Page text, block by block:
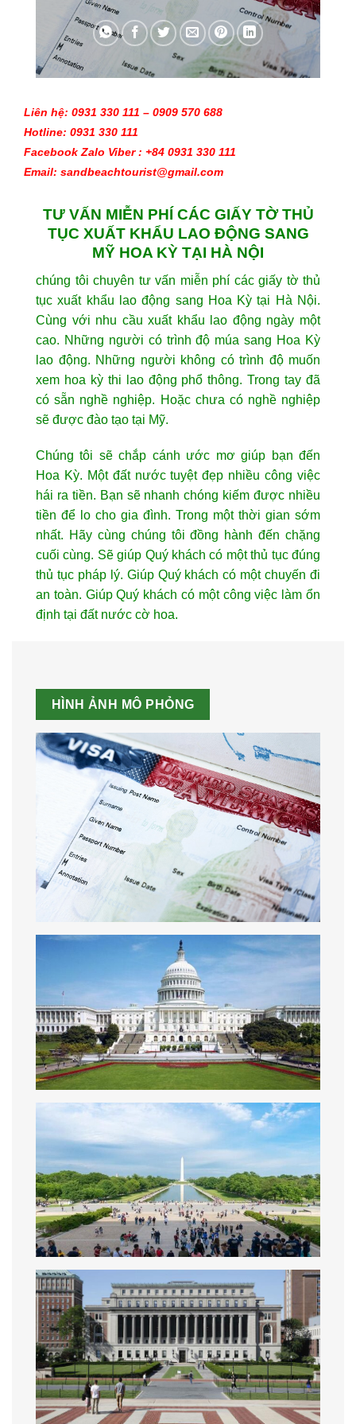
Liên hệ: 0931 330 111 – 0909 570 688
Hotline: 0931 330 111
Facebook Zalo Viber : +84 0931 330 111
Email: sandbeachtourist@gmail.com
TƯ VẤN MIỄN PHÍ CÁC GIẤY TỜ THỦ
TỤC XUẤT KHẨU LAO ĐỘNG SANG
MỸ HOA KỲ TẠI HÀ NỘI
chúng tôi chuyên tư vấn miễn phí các giấy tờ thủ
tục xuất khẩu lao động sang Hoa Kỳ tại Hà Nội.
Cùng với nhu cầu xuất khẩu lao động ngày một
cao. Những người có trình độ múa sang Hoa Kỳ
lao động. Những người không có trình độ muốn
xem hoa kỳ thi lao động phổ thông. Trong tay đã
có sẵn nghề nghiệp. Hoặc chưa có nghề nghiệp
sẽ được đào tạo tại Mỹ.
Chúng tôi sẽ chắp cánh ước mơ giúp bạn đến
Hoa Kỳ. Một đất nước tuyệt đẹp nhiều công việc
hái ra tiền. Bạn sẽ nhanh chóng kiếm được nhiều
tiền để lo cho gia đình. Trong một thời gian sớm
nhất. Hãy cùng chúng tôi đồng hành đến chặng
cuối cùng. Sẽ giúp Quý khách có một thủ tục đúng
thủ tục pháp lý. Giúp Quý khách có một chuyến đi
an toàn. Giúp Quý khách có một công việc làm ổn
định tại đất nước cờ hoa.
HÌNH ẢNH MÔ PHỎNG